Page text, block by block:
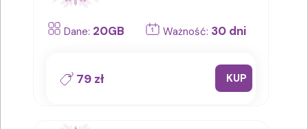
Dane: 20GB Ważność: 30 dni
79 zł KUP